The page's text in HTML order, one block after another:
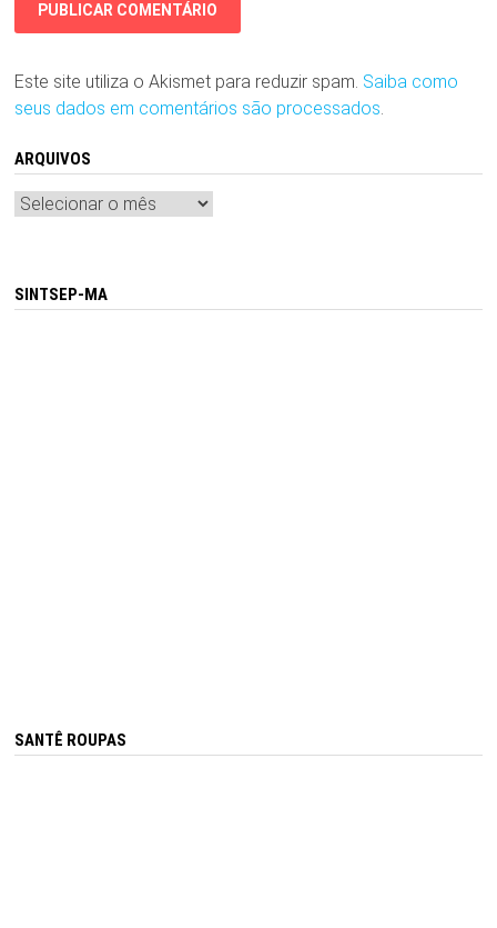
Este site utiliza o Akismet para reduzir spam. Saiba como
seus dados em comentários são processados
ARQUIVOS
Arquivos
SINTSEP-MA
SANTÊ ROUPAS